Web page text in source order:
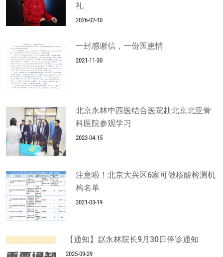
礼
2026-02-10
一封感谢信，一份医患情
2021-11-30
北京永林中西医结合医院赴北京北亚骨
科医院参观学习
2023-04-15
注意啦！北京大兴区6家可做核酸检测机
构名单
2021-03-19
【通知】赵永林院长9月30日停诊通知
2025-09-29